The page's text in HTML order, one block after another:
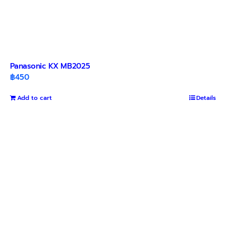
Panasonic KX MB2025
฿450
Add to cart Details